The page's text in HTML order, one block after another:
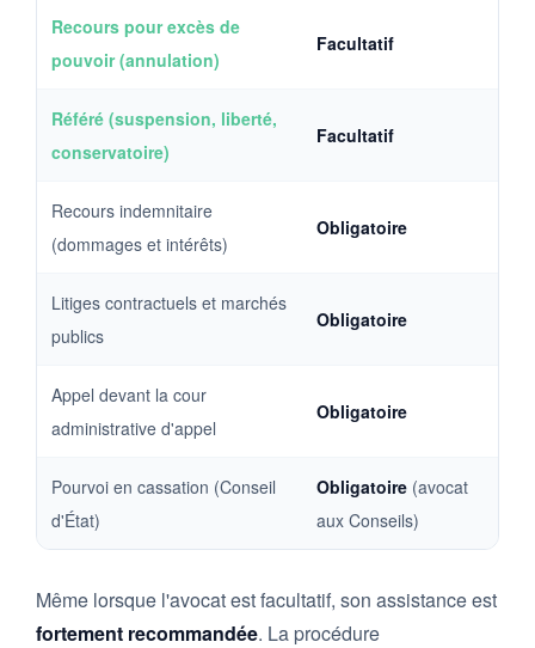
Recours pour excès de
pouvoir (annulation)
Facultatif
Référé (suspension, liberté,
conservatoire)
Facultatif
Recours indemnitaire
(dommages et intérêts)
Obligatoire
Litiges contractuels et marchés
publics
Obligatoire
Appel devant la cour
administrative d'appel
Obligatoire
Pourvoi en cassation (Conseil
d'État)
Obligatoire (avocat
aux Conseils)
Même lorsque l'avocat est facultatif, son assistance est
fortement recommandée. La procédure